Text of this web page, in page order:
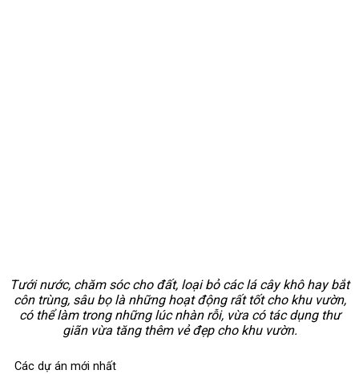
Tưới nước, chăm sóc cho đất, loại bỏ các lá cây khô hay bắt
côn trùng, sâu bọ là những hoạt động rất tốt cho khu vườn,
có thể làm trong những lúc nhàn rỗi, vừa có tác dụng thư
giãn vừa tăng thêm vẻ đẹp cho khu vườn.
Các dự án mới nhất